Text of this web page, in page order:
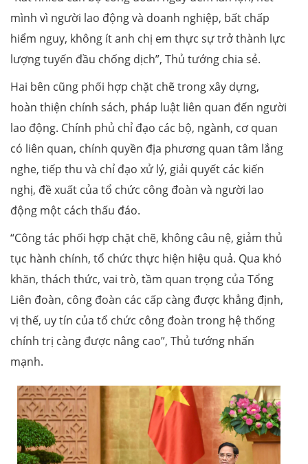
mình vì người lao động và doanh nghiệp, bất chấp
hiểm nguy, không ít anh chị em thực sự trở thành lực
lượng tuyến đầu chống dịch”, Thủ tướng chia sẻ.
Hai bên cũng phối hợp chặt chẽ trong xây dựng,
hoàn thiện chính sách, pháp luật liên quan đến người
lao động. Chính phủ chỉ đạo các bộ, ngành, cơ quan
có liên quan, chính quyền địa phương quan tâm lắng
nghe, tiếp thu và chỉ đạo xử lý, giải quyết các kiến
nghị, đề xuất của tổ chức công đoàn và người lao
động một cách thấu đáo.
“Công tác phối hợp chặt chẽ, không câu nệ, giảm thủ
tục hành chính, tổ chức thực hiện hiệu quả. Qua khó
khăn, thách thức, vai trò, tầm quan trọng của Tổng
Liên đoàn, công đoàn các cấp càng được khẳng định,
vị thế, uy tín của tổ chức công đoàn trong hệ thống
chính trị càng được nâng cao”, Thủ tướng nhấn
mạnh.